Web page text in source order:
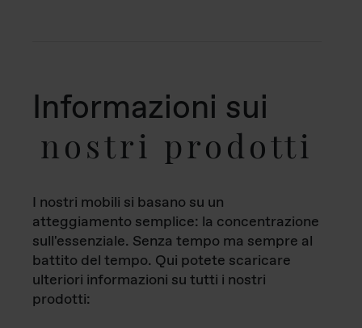
Informazioni sui
nostri prodotti
I nostri mobili si basano su un
atteggiamento semplice: la concentrazione
sull'essenziale. Senza tempo ma sempre al
battito del tempo. Qui potete scaricare
ulteriori informazioni su tutti i nostri
prodotti: